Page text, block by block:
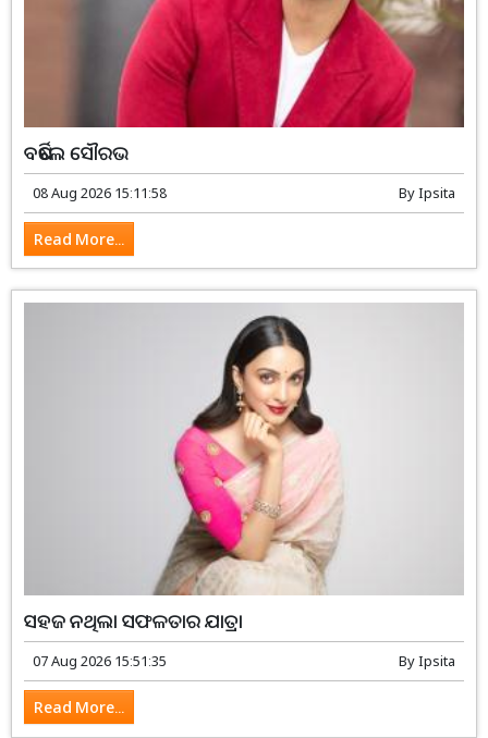
ବର୍ଷିଲେ ସୌରଭ
08 Aug 2026 15:11:58 ByIpsita
Read More...
ସହଜ ନଥିଲା ସଫଳତାର ଯାତ୍ରା
07 Aug 2026 15:51:35 ByIpsita
Read More...